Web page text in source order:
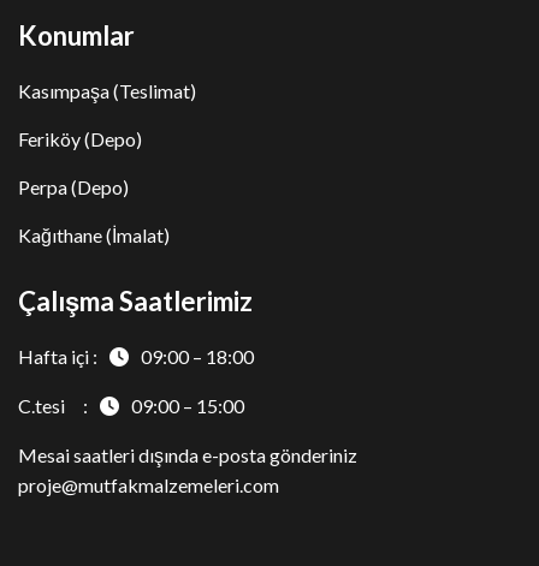
Konumlar
Kasımpaşa (Teslimat)
Feriköy (Depo)
Perpa (Depo)
Kağıthane (İmalat)
Çalışma Saatlerimiz
Hafta içi : 09:00 – 18:00
C.tesi : 09:00 – 15:00
Mesai saatleri dışında e-posta gönderiniz
proje@mutfakmalzemeleri.com